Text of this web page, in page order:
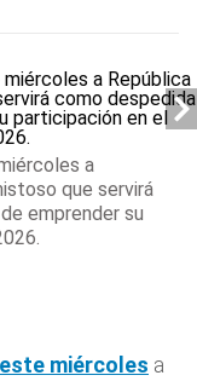
a
que servirá
emprender su
miércoles a